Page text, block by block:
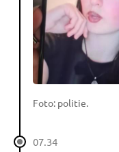
Foto: politie.
07.34